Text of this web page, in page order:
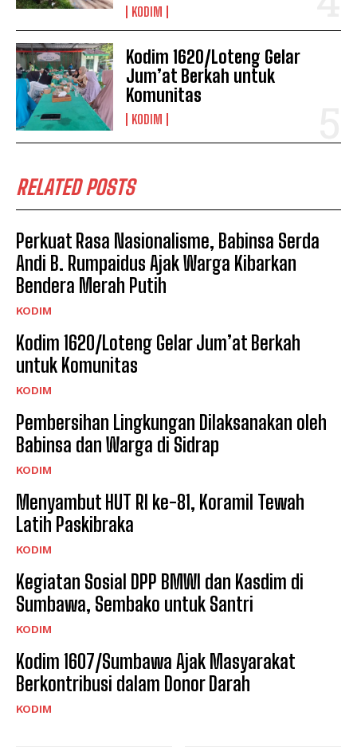
KODIM
Kodim 1620/Loteng Gelar
Jum’at Berkah untuk
Komunitas
KODIM
RELATED POSTS
Perkuat Rasa Nasionalisme, Babinsa Serda
Andi B. Rumpaidus Ajak Warga Kibarkan
Bendera Merah Putih
KODIM
Kodim 1620/Loteng Gelar Jum’at Berkah
untuk Komunitas
KODIM
Pembersihan Lingkungan Dilaksanakan oleh
Babinsa dan Warga di Sidrap
KODIM
Menyambut HUT RI ke-81, Koramil Tewah
Latih Paskibraka
KODIM
Kegiatan Sosial DPP BMWI dan Kasdim di
Sumbawa, Sembako untuk Santri
KODIM
Kodim 1607/Sumbawa Ajak Masyarakat
Berkontribusi dalam Donor Darah
KODIM